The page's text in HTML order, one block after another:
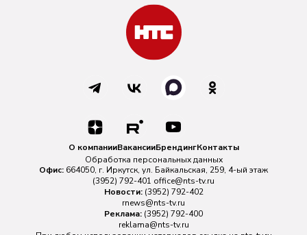
О компанииВакансииБрендингКонтакты
Обработка персональных данных
Офис: 664050, г. Иркутск, ул. Байкальская, 259, 4-ый этаж
(3952) 792-401 office@nts-tv.ru
Новости: (3952) 792-402
rnews@nts-tv.ru
Реклама: (3952) 792-400
reklama@nts-tv.ru